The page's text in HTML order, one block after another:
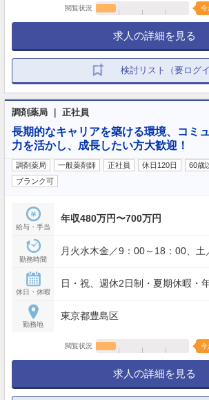
閲覧状況 今
求人の詳細を見る
検討リスト（要ログイ
調剤薬局 ｜ 正社員
長期的なキャリアを築ける環境、コミ
力を活かし、成長したい方大歓迎！
調剤薬局 一般薬剤師 正社員 休日120日 60歳
ブランク可
給与・手当
年収480万円〜700万円
勤務時間
月火水木金／9：00～18：00、
休日・休暇
日・祝、週休2日制・夏期休暇・
勤務地
東京都豊島区
閲覧状況 今
求人の詳細を見る